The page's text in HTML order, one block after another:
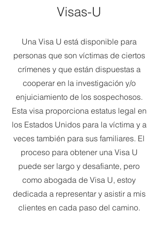
Visas-U
Una Visa U está disponible para
personas que son víctimas de ciertos
crímenes y que están dispuestas a
cooperar en la investigación y/o
enjuiciamiento de los sospechosos.
Esta visa proporciona estatus legal en
los Estados Unidos para la víctima y a
veces también para sus familiares. El
proceso para obtener una Visa U
puede ser largo y desafiante, pero
como abogada de Visa U, estoy
dedicada a representar y asistir a mis
clientes en cada paso del camino.